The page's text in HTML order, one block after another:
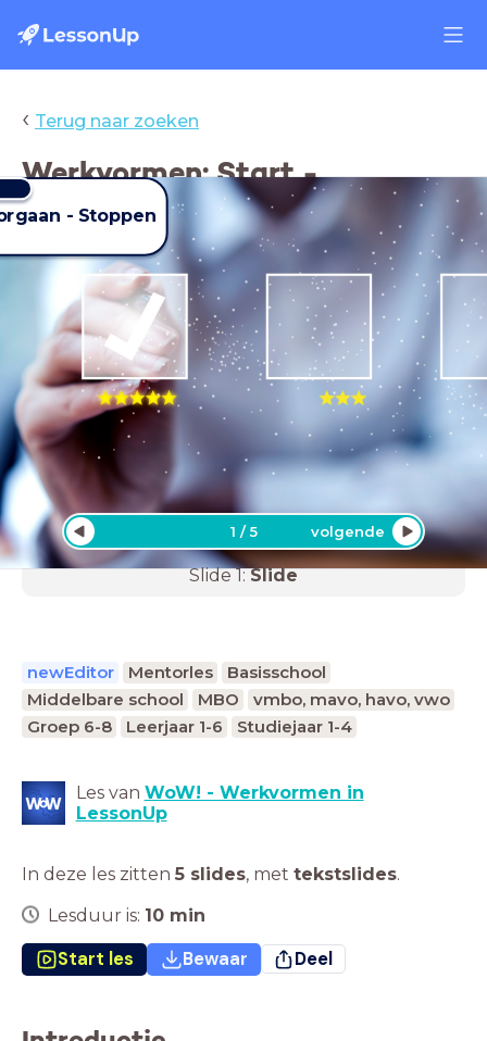
‹ Terug naar zoeken
Werkvormen: Start -
Doorgaan - Stoppen
- Stoppen
1 /5 volgende
Slide1:Slide
newEditor Mentorles
Basisschool
Middelbare school
MBO
vmbo, mavo, havo, vwo
Groep 6-8
Leerjaar 1-6 Studiejaar 1-4
Les van WoW! - Werkvormen in
LessonUp
In deze les zitten 5 slides, met tekstslides.
Lesduur is: 10 min
Start les Bewaar Deel